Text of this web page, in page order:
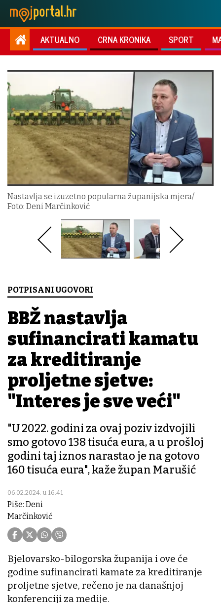
AKTUALNO CRNA KRONIKA SPORT
Nastavlja se izuzetno popularna županijska mjera/
Foto: Deni Marčinković
POTPISANI UGOVORI
BBŽ nastavlja
sufinancirati kamatu
za kreditiranje
proljetne sjetve:
"Interes je sve veći"
"U 2022. godini za ovaj poziv izdvojili
smo gotovo 138 tisuća eura, a u prošloj
godini taj iznos narastao je na gotovo
160 tisuća eura", kaže župan Marušić
06.02.2024. u 16:41
Piše: Deni
Marčinković
Bjelovarsko-bilogorska županija i ove će
godine sufinancirati kamate za kreditiranje
proljetne sjetve, rečeno je na današnjoj
konferenciji za medije.